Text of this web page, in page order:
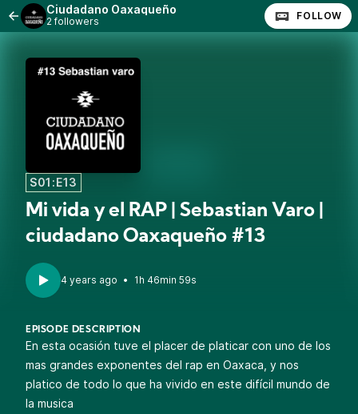
Ciudadano Oaxaqueño
2 followers FOLLOW
S01:E13
Mi vida y el RAP | Sebastian Varo |
ciudadano Oaxaqueño #13
4 years ago • 1h 46min 59s
EPISODE DESCRIPTION
En esta ocasión tuve el placer de platicar con uno de los
mas grandes exponentes del rap en Oaxaca, y nos
platico de todo lo que ha vivido en este difícil mundo de
la musica